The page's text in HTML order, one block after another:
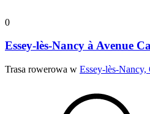
0
Essey-lès-Nancy à Avenue
Trasa rowerowa w Essey-lès-Nancy,